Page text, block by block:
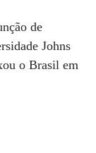
de
Johns
o Brasil em